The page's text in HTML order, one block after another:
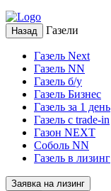
Назад Газели
Газель Next
Газель NN
Газель б/у
Газель Бизнес
Газель за 1 день
Газель с trade-in
Газон NEXT
Соболь NN
Газель в лизинг
Заявка на лизинг